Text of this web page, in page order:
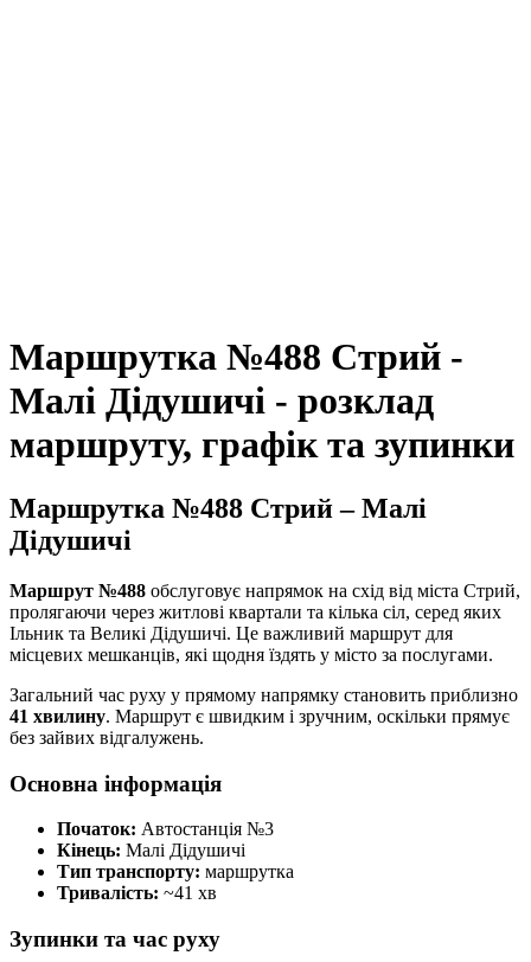
Маршрутка №488 Стрий -
Малі Дідушичі - розклад
маршруту, графік та зупинки
Маршрутка №488 Стрий – Малі
Дідушичі
Маршрут №488 обслуговує напрямок на схід від міста Стрий,
пролягаючи через житлові квартали та кілька сіл, серед яких
Ільник та Великі Дідушичі. Це важливий маршрут для
місцевих мешканців, які щодня їздять у місто за послугами.
Загальний час руху у прямому напрямку становить приблизно
41 хвилину. Маршрут є швидким і зручним, оскільки прямує
без зайвих відгалужень.
Основна інформація
Початок: Автостанція №3
Кінець: Малі Дідушичі
Тип транспорту: маршрутка
Тривалість: ~41 хв
Зупинки та час руху